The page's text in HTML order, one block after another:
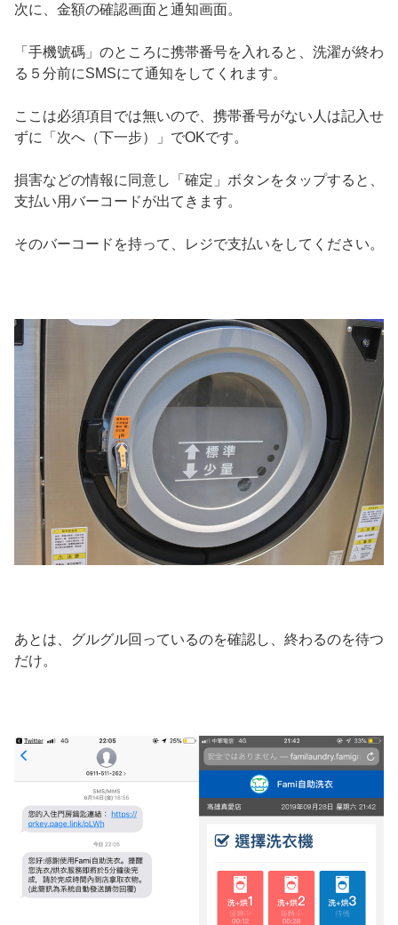
次に、金額の確認画面と通知画面。
「手機號碼」のところに携帯番号を入れると、洗濯が終わ
る５分前にSMSにて通知をしてくれます。
ここは必須項目では無いので、携帯番号がない人は記入せ
ずに「次へ（下一步）」でOKです。
損害などの情報に同意し「確定」ボタンをタップすると、
支払い用バーコードが出てきます。
そのバーコードを持って、レジで支払いをしてください。
あとは、グルグル回っているのを確認し、終わるのを待つ
だけ。